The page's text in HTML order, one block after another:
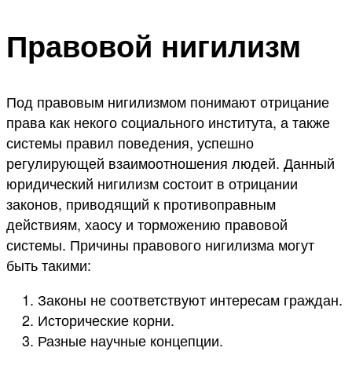
Правовой нигилизм
Под правовым нигилизмом понимают отрицание
права как некого социального института, а также
системы правил поведения, успешно
регулирующей взаимоотношения людей. Данный
юридический нигилизм состоит в отрицании
законов, приводящий к противоправным
действиям, хаосу и торможению правовой
системы. Причины правового нигилизма могут
быть такими:
Законы не соответствуют интересам граждан.
Исторические корни.
Разные научные концепции.